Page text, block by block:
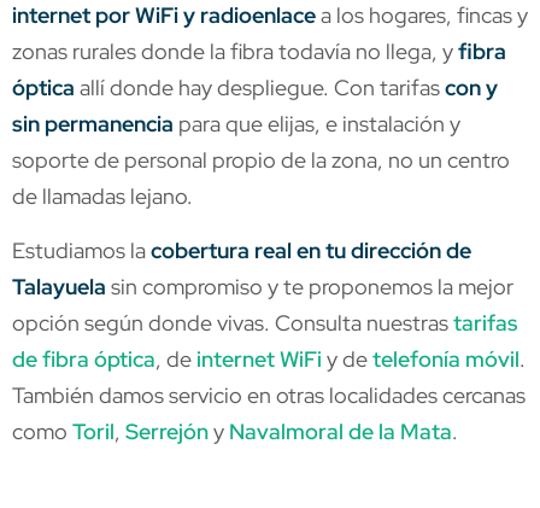
internet por WiFi y radioenlacea los hogares, fincas y
zonas rurales donde la fibra todavía no llega, yfibra
óptica allí donde hay despliegue. Con tarifascon y
sin permanencia para que elijas, e instalación y
soporte de personal propio de la zona, no un centro
de llamadas lejano.
Estudiamos lacobertura real en tu dirección de
Talayuela sin compromiso y te proponemos la mejor
opción según donde vivas. Consulta nuestrastarifas
de fibra óptica, de internet WiFi y detelefonía móvil.
También damos servicio en otras localidades cercanas
como Toril, Serrejóny Navalmoral de la Mata.